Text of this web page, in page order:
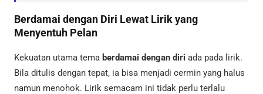
Berdamai dengan Diri Lewat Lirik yang
Menyentuh Pelan
Kekuatan utama tema berdamai dengan diri ada pada lirik.
Bila ditulis dengan tepat, ia bisa menjadi cermin yang halus
namun menohok. Lirik semacam ini tidak perlu terlalu